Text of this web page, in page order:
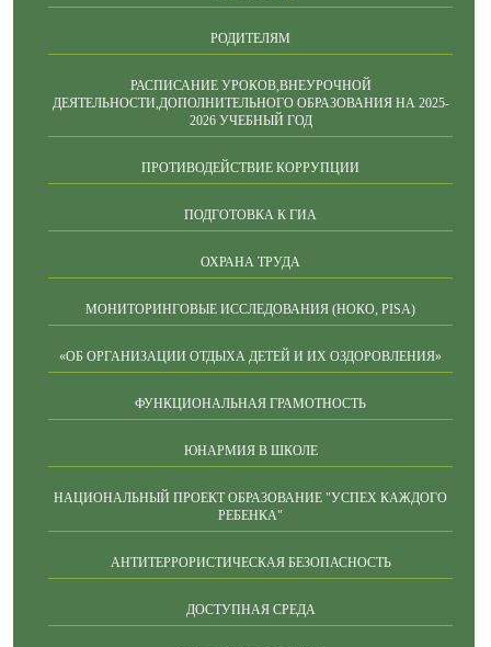
РОДИТЕЛЯМ
РАСПИСАНИЕ УРОКОВ,ВНЕУРОЧНОЙ
ДЕЯТЕЛЬНОСТИ,ДОПОЛНИТЕЛЬНОГО ОБРАЗОВАНИЯ НА 2025-
2026 УЧЕБНЫЙ ГОД
ПРОТИВОДЕЙСТВИЕ КОРРУПЦИИ
ПОДГОТОВКА К ГИА
ОХРАНА ТРУДА
МОНИТОРИНГОВЫЕ ИССЛЕДОВАНИЯ (НОКО, PISA)
«ОБ ОРГАНИЗАЦИИ ОТДЫХА ДЕТЕЙ И ИХ ОЗДОРОВЛЕНИЯ»
ФУНКЦИОНАЛЬНАЯ ГРАМОТНОСТЬ
ЮНАРМИЯ В ШКОЛЕ
НАЦИОНАЛЬНЫЙ ПРОЕКТ ОБРАЗОВАНИЕ "УСПЕХ КАЖДОГО
РЕБЕНКА"
АНТИТЕРРОРИСТИЧЕСКАЯ БЕЗОПАСНОСТЬ
ДОСТУПНАЯ СРЕДА